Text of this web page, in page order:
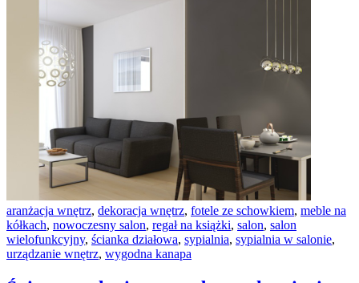
aranżacja wnętrz, dekoracja wnętrz, fotele ze schowkiem, meble na
kółkach, nowoczesny salon, regał na książki, salon, salon
wielofunkcyjny, ścianka działowa, sypialnia, sypialnia w salonie,
urządzanie wnętrz, wygodna kanapa